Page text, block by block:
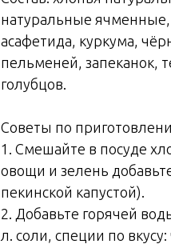
натуральные ячменные,
асафетида, куркума,
пельменей, запеканок,
голубцов.
Советы по
1. Смешайте в посуде
овощи и зелень
пекинской капустой).
2. Добавьте горячей
л. соли, специи по